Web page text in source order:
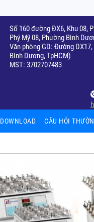
Số 160 đường ĐX6, Khu 08,
Phý Mỹ 08, Phường Bình
Văn phòng GD: Đường
Bình Dương, TpHCM)
MST: 3702707483
DOWNLOAD CÂU HỎI